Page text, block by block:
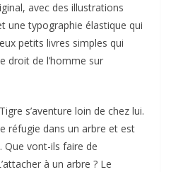
avec des illustrations
une typographie élastique qui
petits livres simples qui
droit de l’homme sur
s’aventure loin de chez lui.
réfugie dans un arbre et est
Que vont-ils faire de
à un arbre ? Le